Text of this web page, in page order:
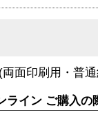
面印刷用・普
ライン ご購入の